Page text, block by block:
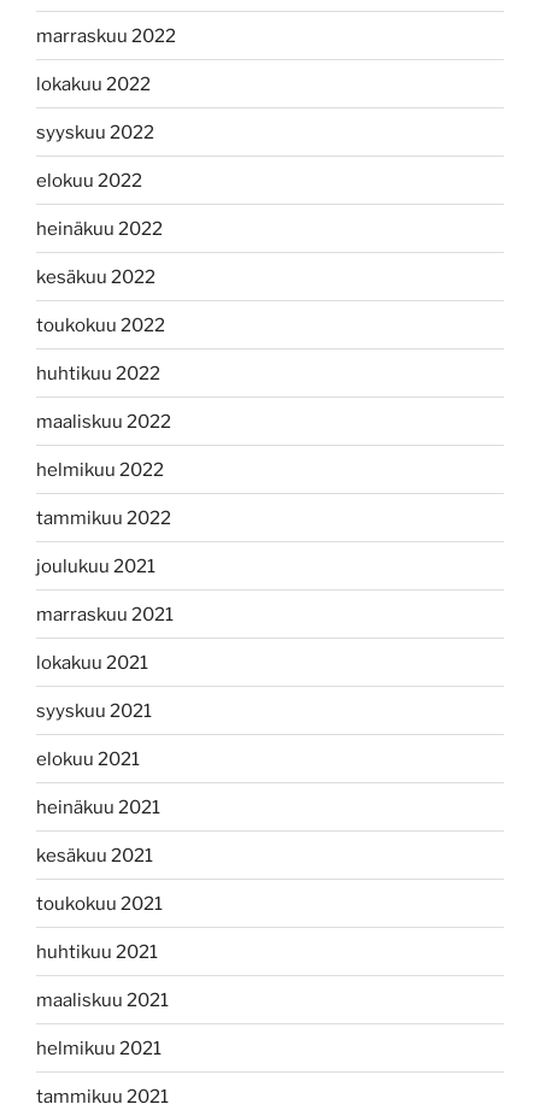
marraskuu 2022
lokakuu 2022
syyskuu 2022
elokuu 2022
heinäkuu 2022
kesäkuu 2022
toukokuu 2022
huhtikuu 2022
maaliskuu 2022
helmikuu 2022
tammikuu 2022
joulukuu 2021
marraskuu 2021
lokakuu 2021
syyskuu 2021
elokuu 2021
heinäkuu 2021
kesäkuu 2021
toukokuu 2021
huhtikuu 2021
maaliskuu 2021
helmikuu 2021
tammikuu 2021